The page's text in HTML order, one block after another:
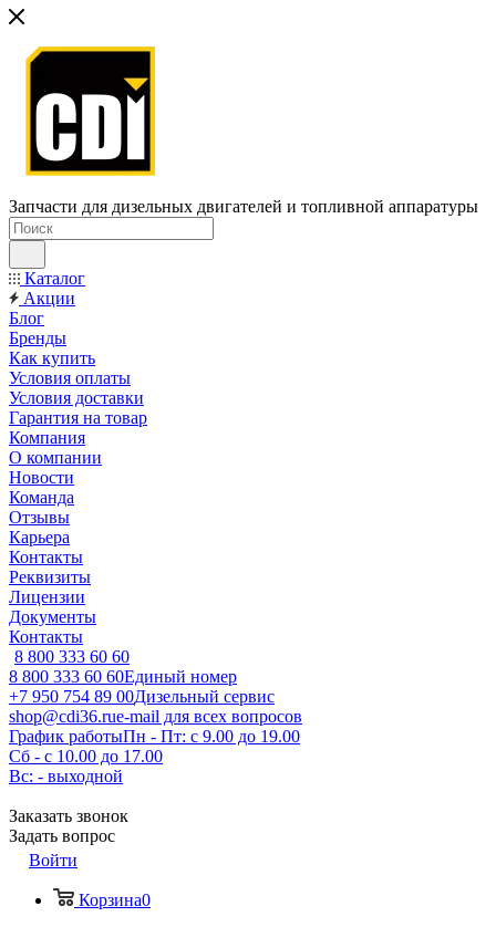
Запчасти для дизельных двигателей и топливной аппаратуры
Каталог
Акции
Блог
Бренды
Как купить
Условия оплаты
Условия доставки
Гарантия на товар
Компания
О компании
Новости
Команда
Отзывы
Карьера
Контакты
Реквизиты
Лицензии
Документы
Контакты
8 800 333 60 60
8 800 333 60 60Единый номер
+7 950 754 89 00Дизельный сервис
shop@cdi36.rue-mail для всех вопросов
График работыПн - Пт: с 9.00 до 19.00
Сб - с 10.00 до 17.00
Вс: - выходной
Заказать звонок
Задать вопрос
Войти
Корзина0